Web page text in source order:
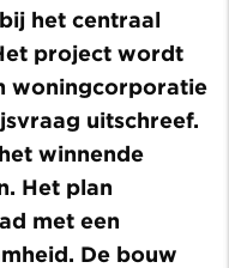
het centraal
project wordt
woningcorporatie
uitschreef.
winnende
Het plan
met een
De bouw